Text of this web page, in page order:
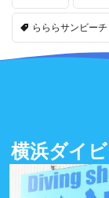
らららサンビーチ
横浜ダイ